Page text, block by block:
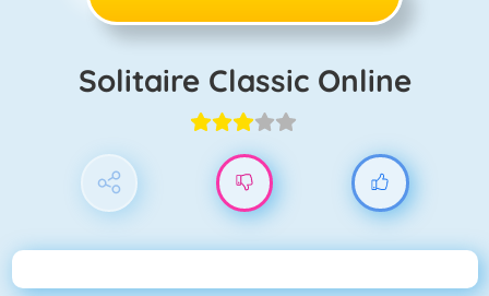
Solitaire Classic Online